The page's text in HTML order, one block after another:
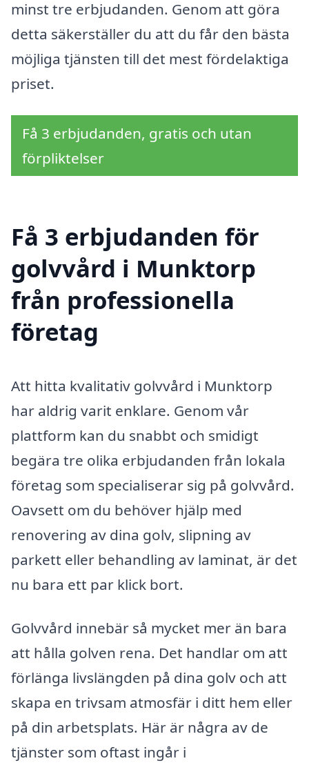
minst tre erbjudanden. Genom att göra
detta säkerställer du att du får den bästa
möjliga tjänsten till det mest fördelaktiga
priset.
Få 3 erbjudanden, gratis och utan
förpliktelser
Få 3 erbjudanden för
golvvård i Munktorp
från professionella
företag
Att hitta kvalitativ golvvård i Munktorp
har aldrig varit enklare. Genom vår
plattform kan du snabbt och smidigt
begära tre olika erbjudanden från lokala
företag som specialiserar sig på golvvård.
Oavsett om du behöver hjälp med
renovering av dina golv, slipning av
parkett eller behandling av laminat, är det
nu bara ett par klick bort.
Golvvård innebär så mycket mer än bara
att hålla golven rena. Det handlar om att
förlänga livslängden på dina golv och att
skapa en trivsam atmosfär i ditt hem eller
på din arbetsplats. Här är några av de
tjänster som oftast ingår i